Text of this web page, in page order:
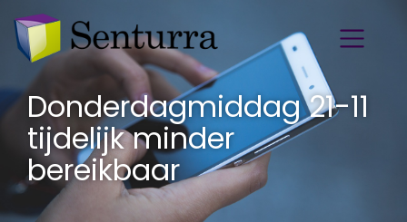
Donderdagmiddag 21-11
tijdelijk minder
bereikbaar